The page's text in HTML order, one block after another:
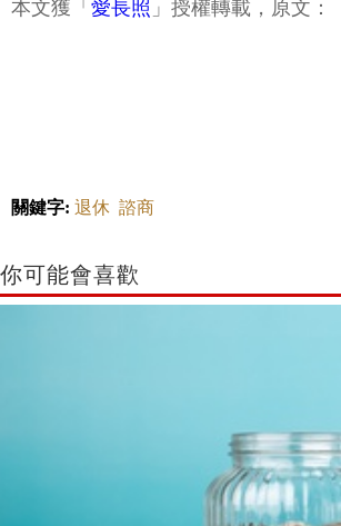
本文獲「 愛長照 」授權轉載，原文：
關鍵字: 退休 諮商
你可能會喜歡